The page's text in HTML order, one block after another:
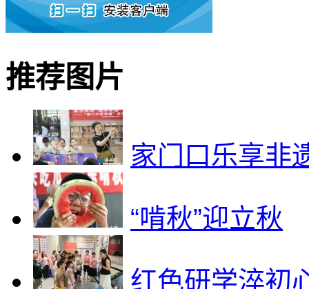
推荐图片
家门口乐享非
“啃秋”迎立秋
红色研学淬初